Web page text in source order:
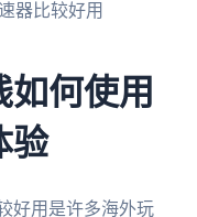
器比较好用
何使用
验
好用是许多海外玩